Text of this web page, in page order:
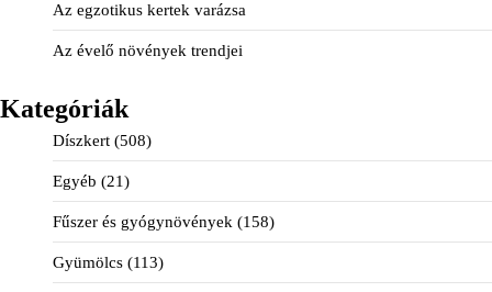
Az egzotikus kertek varázsa
Az évelő növények trendjei
Kategóriák
Díszkert (508)
Egyéb (21)
Fűszer és gyógynövények (158)
Gyümölcs (113)